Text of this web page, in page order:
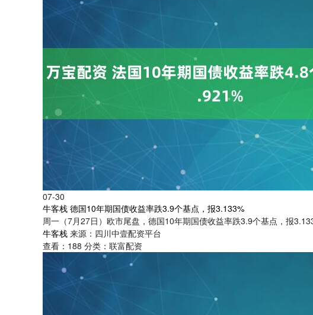
07-30
牛客栈 德国10年期国债收益率跌3.9个基点，报3.133%
周一（7月27日）欧市尾盘，德国10年期国债收益率跌3.9个基点，报
牛客栈 来源：四川中壹配资平台
查看： 188 分类： 联富配资